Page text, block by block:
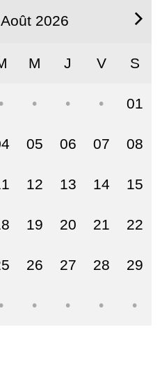
Août 2026
M J V S
01
05 06 07 08
12 13 14 15
19 20 21 22
26 27 28 29